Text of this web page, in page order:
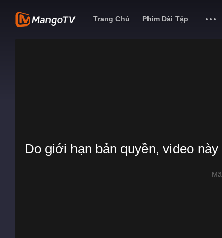
Trang Chủ Phim Dài Tập
Do giới hạn bản quyền, video